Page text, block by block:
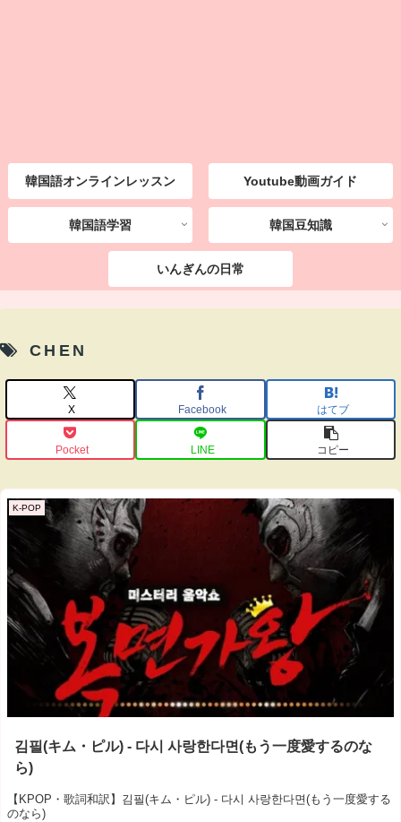
韓国語オンラインレッスン Youtube動画ガイド
韓国語学習 韓国豆知識
いんぎんの日常
CHEN
X Facebook はてブ
Pocket LINE コピー
K-POP
김필(キム・ピル) ‐ 다시 사랑한다면(もう一度愛するのな
ら)
【KPOP・歌詞和訳】김필(キム・ピル) ‐ 다시 사랑한다면(もう一度愛する
のなら)